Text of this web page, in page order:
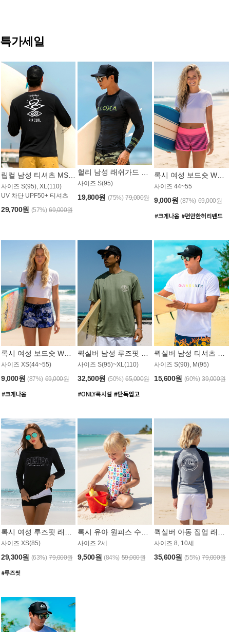
특가세일
사이즈 S(95), XL(110)
UV 차단 UPF50+ 티셔츠
29,700원 (57%) 69,000원
사이즈 S(95)
19,800원 (75%) 79,000원
사이즈 44~55
9,000원 (87%) 69,000원
사이즈 XS(44~55)
9,000원 (87%) 69,000원
사이즈 S(95)~XL(110)
32,500원 (50%) 65,000원
사이즈 S(90), M(95)
15,600원 (60%) 39,000원
사이즈 XS(85)
29,300원 (63%) 79,000원
사이즈 2세
9,500원 (84%) 59,000원
사이즈 8, 10세
35,600원 (55%) 79,000원